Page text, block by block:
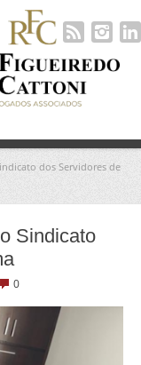
dos Servidores de
Sindicato
0